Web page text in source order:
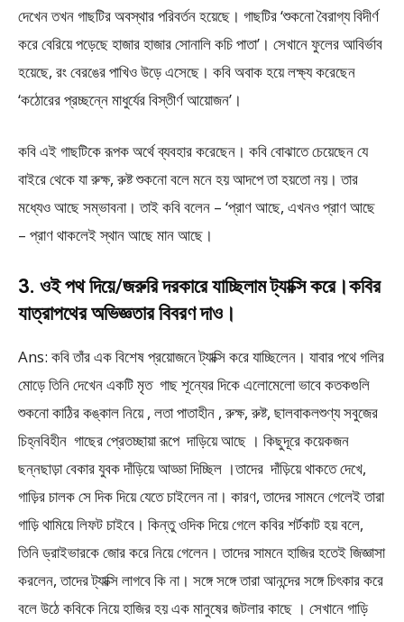
দেখেন তখন গাছটির অবস্থার পরিবর্তন হয়েছে। গাছটির ‘শুকনো বৈরাগ্য বিদীর্ণ
করে বেরিয়ে পড়েছে হাজার হাজার সোনালি কচি পাতা’। সেখানে ফুলের আবির্ভাব
হয়েছে, রং বেরঙের পাখিও উড়ে এসেছে। কবি অবাক হয়ে লক্ষ্য করেছেন
‘কঠোরের প্রচ্ছন্নে মাধুর্যের বিস্তীর্ণ আয়োজন’।
কবি এই গাছটিকে রূপক অর্থে ব্যবহার করেছেন। কবি বোঝাতে চেয়েছেন যে
বাইরে থেকে যা রুক্ষ, রুষ্ট শুকনো বলে মনে হয় আদপে তা হয়তো নয়। তার
মধ্যেও আছে সম্ভাবনা। তাই কবি বলেন – ‘প্রাণ আছে, এখনও প্রাণ আছে
– প্রাণ থাকলেই স্থান আছে মান আছে।
3. ওই পথ দিয়ে/জরুরি দরকারে যাচ্ছিলাম ট্যাক্সি করে।কবির
যাত্রাপথের অভিজ্ঞতার বিবরণ দাও।
Ans: কবি তাঁর এক বিশেষ প্রয়োজনে ট্যাক্সি করে যাচ্ছিলেন। যাবার পথে গলির
মোড়ে তিনি দেখেন একটি মৃত গাছ শূন্যের দিকে এলোমেলো ভাবে কতকগুলি
শুকনো কাঠির কঙ্কাল নিয়ে , লতা পাতাহীন , রুক্ষ, রুষ্ট, ছালবাকলশুণ্য সবুজের
চিহ্নবিহীন গাছের প্রেতচ্ছায়া রূপে দাড়িয়ে আছে । কিছুদূরে কয়েকজন
ছন্নছাড়া বেকার যুবক দাঁড়িয়ে আড্ডা দিচ্ছিল ।তাদের দাঁড়িয়ে থাকতে দেখে,
গাড়ির চালক সে দিক দিয়ে যেতে চাইলেন না। কারণ, তাদের সামনে গেলেই তারা
গাড়ি থামিয়ে লিফট চাইবে। কিন্তু ওদিক দিয়ে গেলে কবির শর্টকাট হয় বলে,
তিনি ড্রাইভারকে জোর করে নিয়ে গেলেন। তাদের সামনে হাজির হতেই জিজ্ঞাসা
করলেন, তাদের ট্যাক্সি লাগবে কি না। সঙ্গে সঙ্গে তারা আনন্দের সঙ্গে চিৎকার করে
বলে উঠে কবিকে নিয়ে হাজির হয় এক মানুষের জটলার কাছে । সেখানে গাড়ি